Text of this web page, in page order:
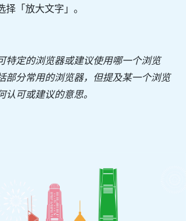
「放大文字」。
特定的浏览器或建议使用哪一个浏览
部分常用的浏览器，但提及某一个浏览
可或建议的意思。